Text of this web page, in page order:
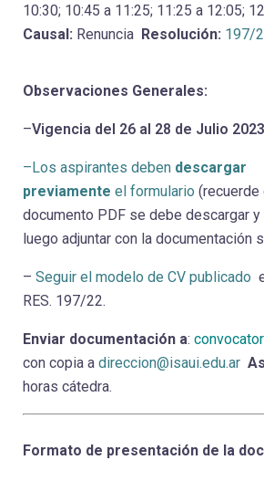
10:30; 10:45 a 11:25; 11:25 a 12:05;
Causal: Renuncia Resolución: 197/
Observaciones Generales:
–Vigencia del 26 al 28 de Julio 2023
–Los aspirantes deben descargar
previamente el formulario (recuerde
documento PDF se debe descargar
luego adjuntar con la documentación
– Seguir el modelo de CV publicado
RES. 197/22.
Enviar documentación a:
con copia a direccion@isaui.edu.ar
horas cátedra.
Formato de presentación de la